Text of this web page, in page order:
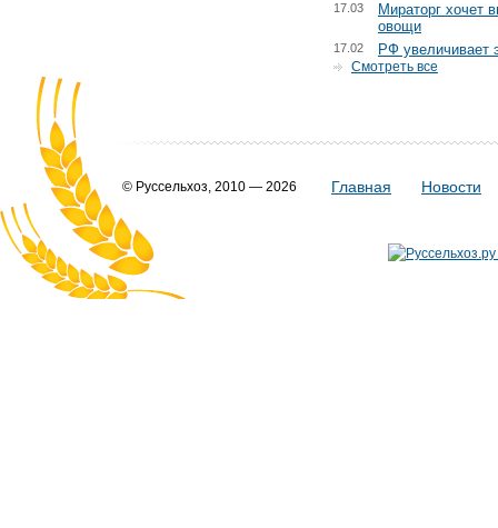
Мираторг хочет
овощи
17.03
РФ увеличивает
17.02
Смотреть все
© Руссельхоз, 2010 — 2026 Главная Новости